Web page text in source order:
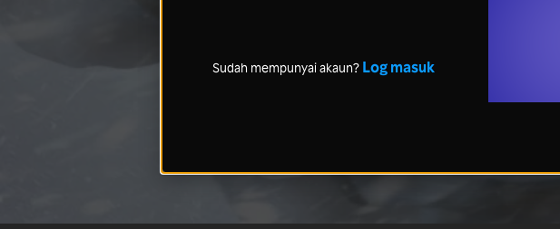
Sudah mempunyai akaun? Log masuk